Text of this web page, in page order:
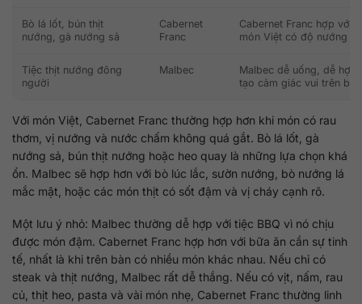
Bò lá lốt, bún thịt
nướng, gà nướng sả
Cabernet
Franc
Cabernet Franc hợp với
món Việt có độ nướng
Tiệc thịt nướng đông
người
Malbec
Malbec dễ uống, dễ hợp
tạo cảm giác vui trên
Với món Việt, Cabernet Franc thường hợp hơn khi món có rau
thơm, vị nướng và nước chấm không quá gắt. Bò lá lốt, gà
nướng sả, bún thịt nướng hoặc heo quay là những lựa chọn khá
ổn. Malbec sẽ hợp hơn với bò lúc lắc, sườn nướng, bò nướng lá
mắc mật, hoặc các món thịt có sốt đậm và vị cháy cạnh rõ.
Một lưu ý nhỏ: Malbec thường dễ hợp với tiệc BBQ vì nó chịu
được món đậm. Cabernet Franc hợp hơn với bữa ăn cần sự tinh
tế, nhất là khi trên bàn có nhiều món khác nhau. Nếu chỉ có
steak và thịt nướng, Malbec rất dễ thắng. Nếu có vịt, nấm, rau
củ, thịt heo, pasta và vài món nhẹ, Cabernet Franc thường linh